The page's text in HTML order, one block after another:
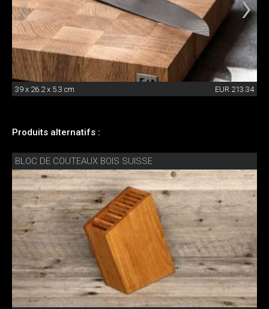
39 x 26.2 x 5.3 cm EUR 213.34
Produits alternatifs :
BLOC DE COUTEAUX BOIS SUISSE